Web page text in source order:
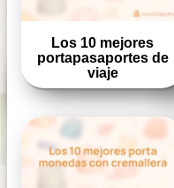
Los 10 mejores
portapasaportes de
viaje